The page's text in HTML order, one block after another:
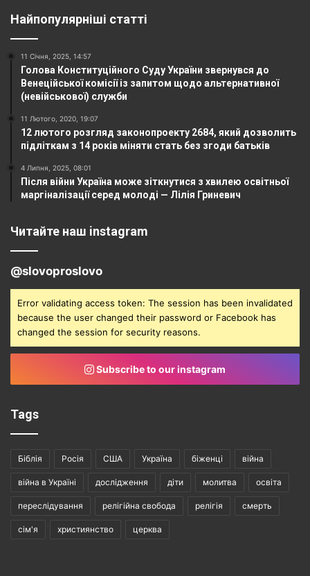
Найпопулярніші статті
11 Січня, 2025, 14:57
Голова Конституційного Суду України звернувся до
Венеційської комісії із запитом щодо альтернативної
(невійськової) служби
11 Лютого, 2020, 19:07
12 лютого розгляд законопроекту 2684, який дозволить
підліткам з 14 років міняти стать без згоди батьків
4 Липня, 2025, 08:01
Після війни Україна може зіткнутися з хвилею освітньої
маргіналізації серед молоді — Лілія Гриневич
Читайте наш instagram
@slovoproslovo
Error validating access token: The session has been invalidated
because the user changed their password or Facebook has
changed the session for security reasons.
Subscribe to our instagram
Tags
Біблія Росія США Україна біженці війна
війна в Україні дослідження діти молитва освіта
переслідування релігійна свобода релігія смерть
сім'я християнство церква